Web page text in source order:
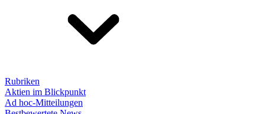
Rubriken
Aktien im Blickpunkt
Ad hoc-Mitteilungen